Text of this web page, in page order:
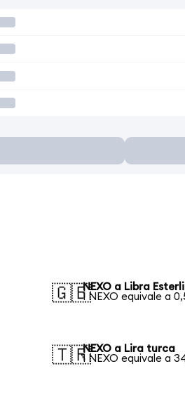
🇬🇧NEXO a Libra
1 NEXO equivale a
🇹🇷NEXO a Lira turca
1 NEXO equivale a